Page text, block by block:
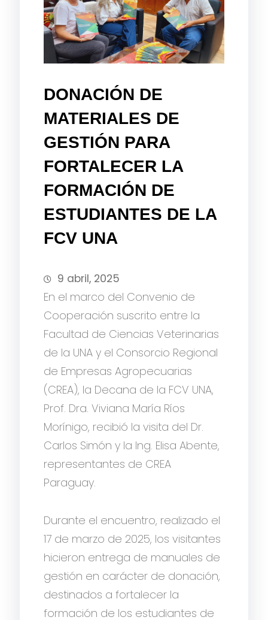
DONACIÓN DE
MATERIALES DE
GESTIÓN PARA
FORTALECER LA
FORMACIÓN DE
ESTUDIANTES DE LA
FCV UNA
9 abril, 2025
En el marco del Convenio de
Cooperación suscrito entre la
Facultad de Ciencias Veterinarias
de la UNA y el Consorcio Regional
de Empresas Agropecuarias
(CREA), la Decana de la FCV UNA,
Prof. Dra. Viviana María Ríos
Morínigo, recibió la visita del Dr.
Carlos Simón y la Ing. Elisa Abente,
representantes de CREA
Paraguay.
Durante el encuentro, realizado el
17 de marzo de 2025, los visitantes
hicieron entrega de manuales de
gestión en carácter de donación,
destinados a fortalecer la
formación de los estudiantes de